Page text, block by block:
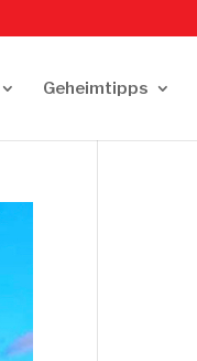
Geheimtipps